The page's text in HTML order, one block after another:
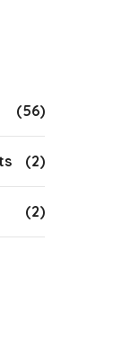
(56)
(2)
(2)